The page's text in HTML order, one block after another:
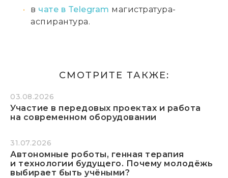
в чате в Telegram магистратура-
аспирантура.
СМОТРИТЕ ТАКЖЕ:
03.08.2026
Участие в передовых проектах и работа
на современном оборудовании
31.07.2026
Автономные роботы, генная терапия
и технологии будущего. Почему молодёжь
выбирает быть учёными?